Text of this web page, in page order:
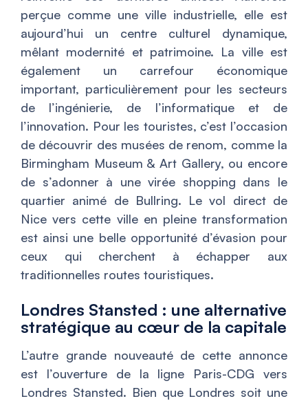
perçue comme une ville industrielle, elle est
aujourd’hui un centre culturel dynamique,
mêlant modernité et patrimoine. La ville est
également un carrefour économique
important, particulièrement pour les secteurs
de l’ingénierie, de l’informatique et de
l’innovation. Pour les touristes, c’est l’occasion
de découvrir des musées de renom, comme la
Birmingham Museum & Art Gallery, ou encore
de s’adonner à une virée shopping dans le
quartier animé de Bullring. Le vol direct de
Nice vers cette ville en pleine transformation
est ainsi une belle opportunité d’évasion pour
ceux qui cherchent à échapper aux
traditionnelles routes touristiques.
Londres Stansted : une alternative
stratégique au cœur de la capitale
L’autre grande nouveauté de cette annonce
est l’ouverture de la ligne Paris-CDG vers
Londres Stansted. Bien que Londres soit une